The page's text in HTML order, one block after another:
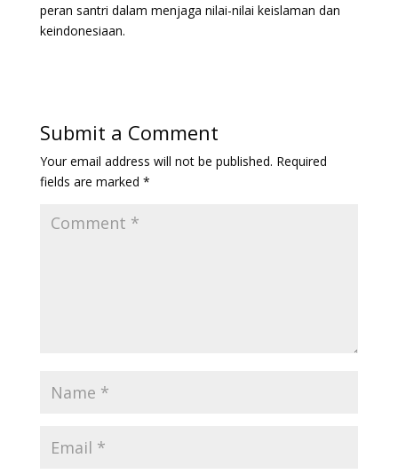
peran santri dalam menjaga nilai-nilai keislaman dan
keindonesiaan.
Submit a Comment
Your email address will not be published. Required
fields are marked *